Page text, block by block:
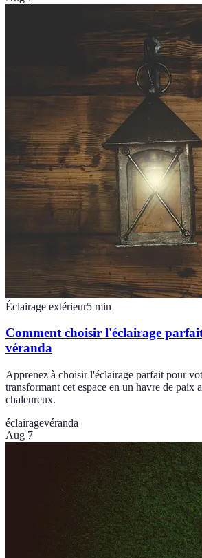
Éclairage extérieur5 min
Comment choisir l'éclairage
véranda
Apprenez à choisir l'éclairage parfait pour
transformant cet espace en un havre de paix
chaleureux.
éclairagevéranda
Aug 7